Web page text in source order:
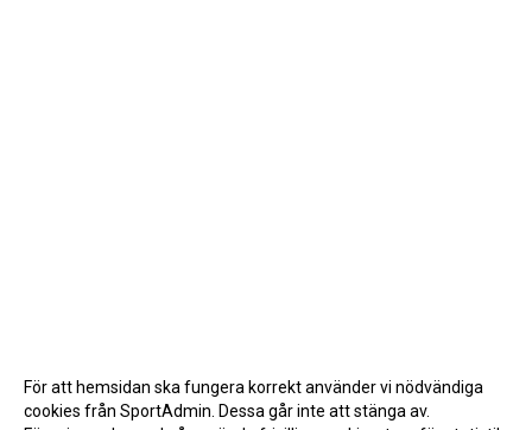
För att hemsidan ska fungera korrekt använder vi nödvändiga
cookies från SportAdmin. Dessa går inte att stänga av.